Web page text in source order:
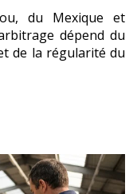
du Mexique et
dépend du
de la régularité du